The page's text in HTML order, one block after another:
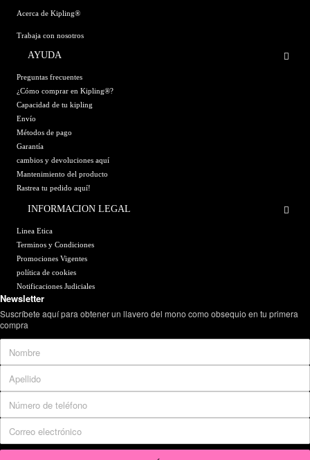
Acerca de Kipling®
Trabaja con nosotros
AYUDA
Preguntas frecuentes
¿Cómo comprar en Kipling®?
Capacidad de tu kipling
Envío
Métodos de pago
Garantía
cambios y devoluciones aquí
Mantenimiento del producto
Rastrea tu pedido aquí!
INFORMACION LEGAL
Linea Etica
Terminos y Condiciones
Promociones Vigentes
política de cookies
Notificaciones Judiciales
Newsletter
Suscríbete aquí para obtener un llavero del mono como obsequio en tu primera
compra